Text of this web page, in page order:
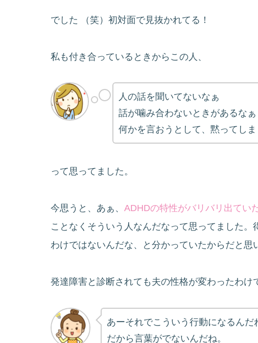
でした （笑）初対面で見抜かれてる！
私も付き合っているときからこの人、
人の話を聞いてないなぁ
話が噛み合わないときがあるなぁ
何かを言おうとして、黙ってしま
って思ってました。
今思うと、あぁ、 ADHDの特性がバリバリ出てい
ことなくそういう人なんだなって思ってました
わけではないんだな、と分かっていたからだと思
発達障害と診断されても夫の性格が変わったわけ
あーそれでこういう行動になるんだ
だから言葉がでないんだね。